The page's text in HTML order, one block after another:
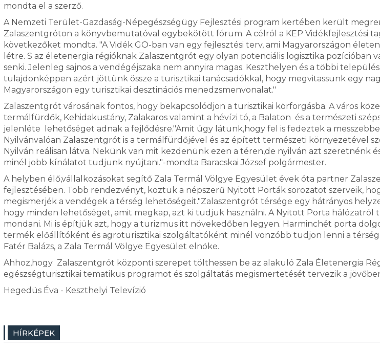
mondta el a szerző.
A Nemzeti Terület-Gazdaság-Népegészségügy Fejlesztési program kertében került
Zalaszentgróton a könyvbemutatóval egybekötött fórum. A célról a KEP Vidékfejlesztési
következőket mondta. "A Vidék GO-ban van egy fejlesztési terv, ami Magyarországon
létre. S az életenergia régióknak Zalaszentgrót egy olyan potenciális logisztika pozícióban
senki. Jelenleg sajnos a vendégéjszaka nem annyira magas. Keszthelyen és a többi
tulajdonképpen azért jöttünk össze a turisztikai tanácsadókkal, hogy megvitassunk egy
Magyarországon egy turisztikai desztinációs menedzsmenvonalat."
Zalaszentgrót városának fontos, hogy bekapcsolódjon a turisztikai körforgásba. A város
termálfürdők, Kehidakustány, Zalakaros valamint a hévízi tó, a Balaton és a természeti
jelenléte lehetőséget adnak a fejlődésre."Amit úgy látunk,hogy fel is fedeztek a
Nyilvánvalóan Zalaszentgrót is a termálfürdőjével és az épített természeti környezetével
Nyilván reálisan látva. Nekünk van mit kezdenünk ezen a téren,de nyilván azt szeretnénk
minél jobb kínálatot tudjunk nyújtani."-mondta Baracskai József polgármester.
A helyben élő,vállalkozásokat segítő Zala Termál Völgye Egyesület évek óta partner
fejlesztésében. Több rendezvényt, köztük a népszerű Nyitott Porták sorozatot szerveik,
megismerjék a vendégek a térség lehetőségeit."Zalaszentgrót térsége egy hátrányos
hogy minden lehetőséget, amit megkap, azt ki tudjuk használni. A Nyitott Porta
mondani. Mi is építjük azt, hogy a turizmus itt növekedőben legyen. Harminchét porta
termék előállítóként és agroturisztikai szolgáltatóként minél vonzóbb tudjon lenni a
Fatér Balázs, a Zala Termál Völgye Egyesület elnöke.
Ahhoz,hogy Zalaszentgrót központi szerepet tölthessen be az alakuló Zala Életenergia
egészségturisztikai tematikus programot és szolgáltatás megismertetését tervezik a
Hegedüs Éva - Keszthelyi Televízió
HÍRKÉPEK